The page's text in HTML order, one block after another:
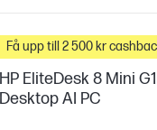
Få upp till 2 500 kr
HP EliteDesk 8 Mini
Desktop AI PC